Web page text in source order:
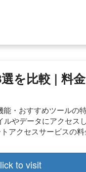
を比較 | 料
・おすすめツールの
やデータにアクセス
アクセスサービスの
to visit